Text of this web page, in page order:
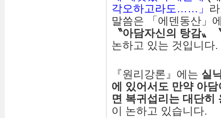
각오하고라도……」
말씀은 「에덴동산」
〝아담자신의 탕감〟
논하고 있는 것입니다.
『원리강론』에는 실
에 있어서도 만약 아담
면 복귀섭리는 대단히
이 논하고 있습니다.